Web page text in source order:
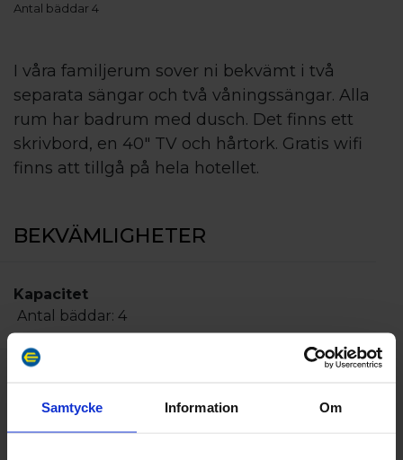
Samtycke Information Om
Antal bäddar 4
I våra familjerum sover ni bekvämt i två
separata sängar och två våningssängar. Alla
rum har badrum med dusch. Det finns ett
skrivbord, en 40" TV och hårtork. Gratis wifi
finns att tillgå på hela hotellet.
BEKVÄMLIGHETER
Kapacitet
Antal bäddar: 4
TV